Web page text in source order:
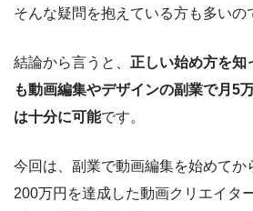
そんな疑問を抱えている方も多いの
結論から言うと、 正しい始め方を知
も動画編集やデザインの副業で月5
は十分に可能です。
今回は、副業で動画編集を始めてか
200万円を達成した動画クリエイタ